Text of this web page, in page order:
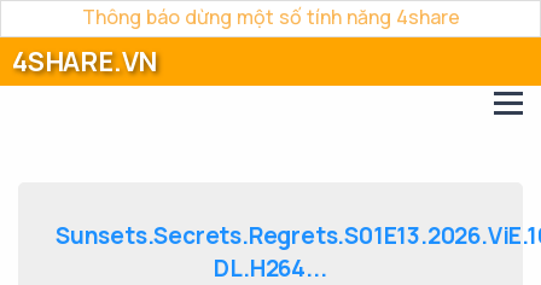
Thông báo dừng một số tính năng 4share
4SHARE.VN
DL.H264...